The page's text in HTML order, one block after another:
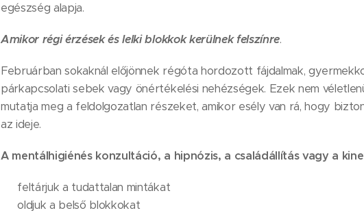
egészség alapja.
Amikor régi érzések és lelki blokkok kerülnek felszínre.
Februárban sokaknál előjönnek régóta hordozott fájdalmak,
párkapcsolati sebek vagy önértékelési nehézségek. Ezek nem
mutatja meg a feldolgozatlan részeket, amikor esély van rá, hogy
az ideje.
A mentálhigiénés konzultáció, a hipnózis, a családállítás vagy a
🔎 feltárjuk a tudattalan mintákat
🔓 oldjuk a belső blokkokat